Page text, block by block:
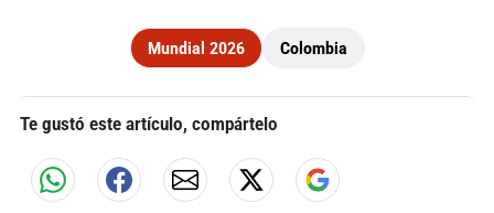
Mundial 2026 Colombia
Te gustó este artículo, compártelo